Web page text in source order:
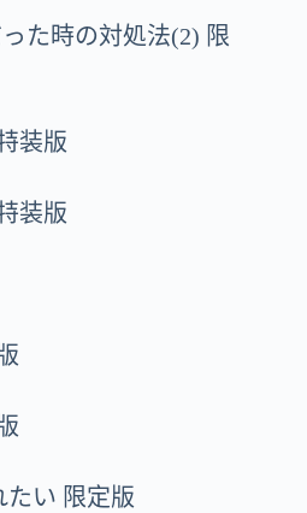
た時の対処法(2) 限
装版
装版
たい 限定版